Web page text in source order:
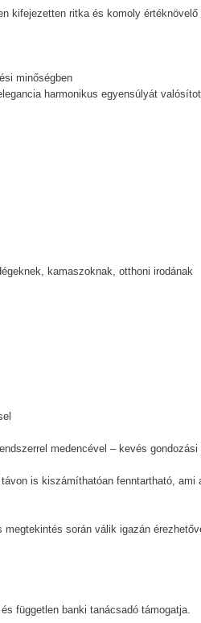
kifejezetten ritka és komoly értéknövelő
minőségben
harmonikus egyensúlyát
kamaszoknak, otthoni irodának
medencével – kevés
is kiszámíthatóan fenntartható, ami
során válik igazán
független banki tanácsadó támogatja.